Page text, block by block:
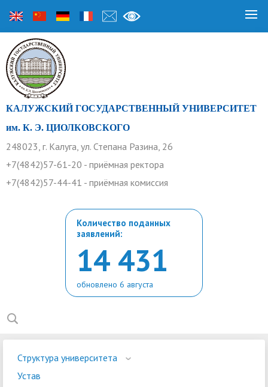
КАЛУЖСКИЙ ГОСУДАРСТВЕННЫЙ УНИВЕРСИТЕТ
им. К. Э. ЦИОЛКОВСКОГО
248023, г. Калуга, ул. Степана Разина, 26
+7(4842)57-61-20 - приёмная ректора
+7(4842)57-44-41 - приёмная комиссия
Количество поданных
заявлений:
14 431
обновлено 6 августа
Структура университета
Устав